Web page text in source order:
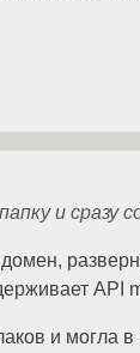
и сразу
API
и могла в